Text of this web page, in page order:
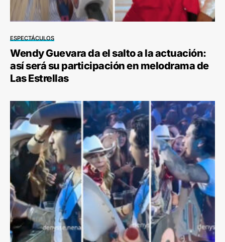
ESPECTÁCULOS
Wendy Guevara da el salto a la actuación:
así será su participación en melodrama de
Las Estrellas